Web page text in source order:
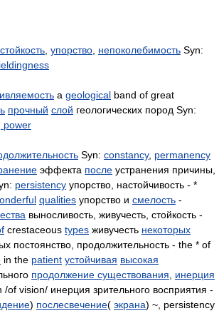
стойкость упорство непоколебимость Syn:
a geological band of great
прочный слой геологических пород Syn:
power
Syn: constancy, permanency
эффекта после устранения причины,
persistency упорство, настойчивость - *
qualities упорство и смелость -
выносливость, живучесть, стойкость -
crestaceous types живучесть некоторых
постоянство, продолжительность - the * of
in the patient устойчивая высокая
продолжение существования
инерция
of vision/ инерция зрительного восприятия -
) послесвечение( экрана) ~, persistency